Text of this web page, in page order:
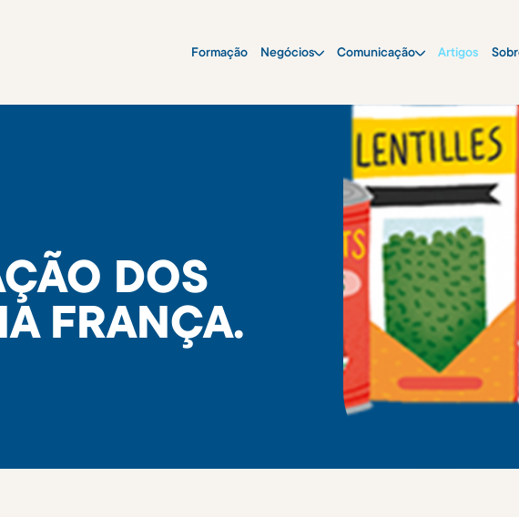
Formação Negócios Comunicação Artigos
DOS
FRANÇA.